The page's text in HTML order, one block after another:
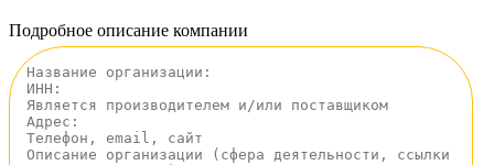
Подробное описание компании